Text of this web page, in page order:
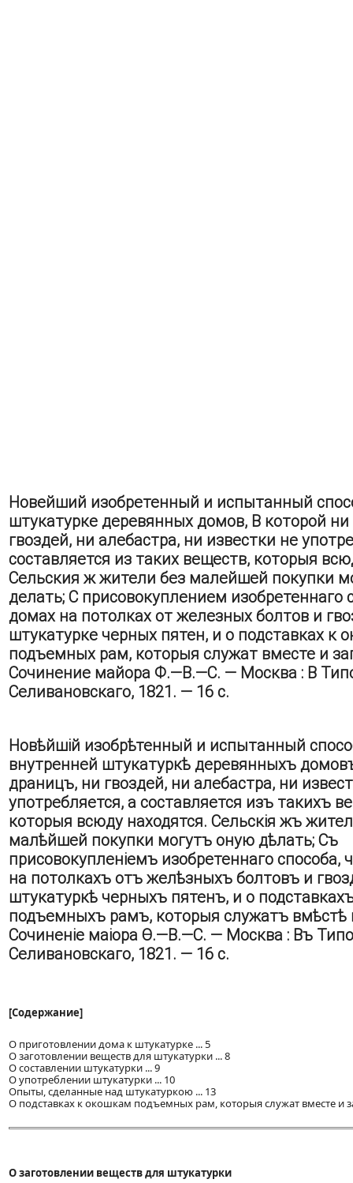
Новейший изобретенный и испытанный
штукатурке деревянных домов, В которой
гвоздей, ни алебастра, ни известки не
составляется из таких веществ, которыя
Сельския ж жители без малейшей покупки
делать; С присовокуплением изобретеннаго
домах на потолках от железных болтов и
штукатурке черных пятен, и о подставках к
подъемных рам, которыя служат вместе и
Сочинение майора Ф.—В.—С. — Москва : В
Селивановскаго, 1821. — 16 с.
Новѣйшій изобрѣтенный и испытанный
внутренней штукатуркѣ деревянныхъ
драницъ, ни гвоздей, ни алебастра, ни
употребляется, а составляется изъ такихъ
которыя всюду находятся. Сельскія жъ
малѣйшей покупки могутъ оную дѣлать; Съ
присовокупленіемъ изобретеннаго способа,
на потолкахъ отъ желѣзныхъ болтовъ и
штукатуркѣ черныхъ пятенъ, и о
подъемныхъ рамъ, которыя служатъ вмѣстѣ
Сочиненіе маіора Ѳ.—В.—С. — Москва : Въ
Селивановскаго, 1821. — 16 с.
[Содержание]
О приготовлении дома к штукатурке ... 5
О заготовлении веществ для штукатурки ... 8
О составлении штукатурки ... 9
О употреблении штукатурки ... 10
Опыты, сделанные над штукатуркою ... 13
О подставках к окошкам подъемных рам, которыя служат вместе и
О заготовлении веществ для штукатурки